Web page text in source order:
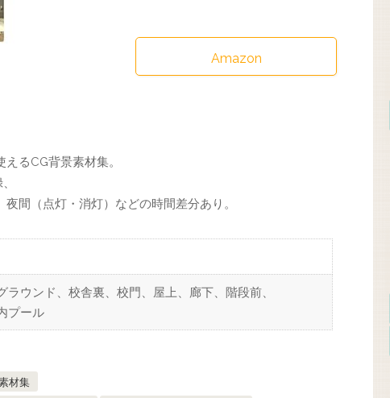
Amazon
るCG背景素材集。
間（点灯・消灯）などの時間差分あり。
ラウンド、校舎裏、校門、屋上、廊下、階段前、
プール
材集